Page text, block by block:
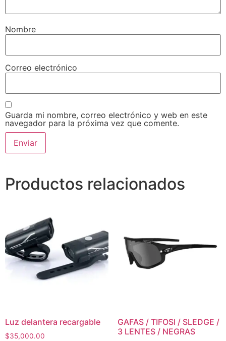
Nombre
Correo electrónico
Guarda mi nombre, correo electrónico y web en este
navegador para la próxima vez que comente.
Productos relacionados
Luz delantera recargable
$35,000.00
GAFAS / TIFOSI / SLEDGE /
3 LENTES / NEGRAS